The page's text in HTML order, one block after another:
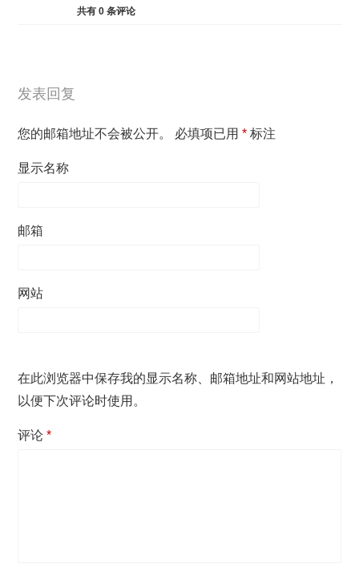
共有0 条评论
发表回复
您的邮箱地址不会被公开。 必填项已用* 标注
显示名称
邮箱
网站
在此浏览器中保存我的显示名称、邮箱地址和网站地址，
以便下次评论时使用。
评论*